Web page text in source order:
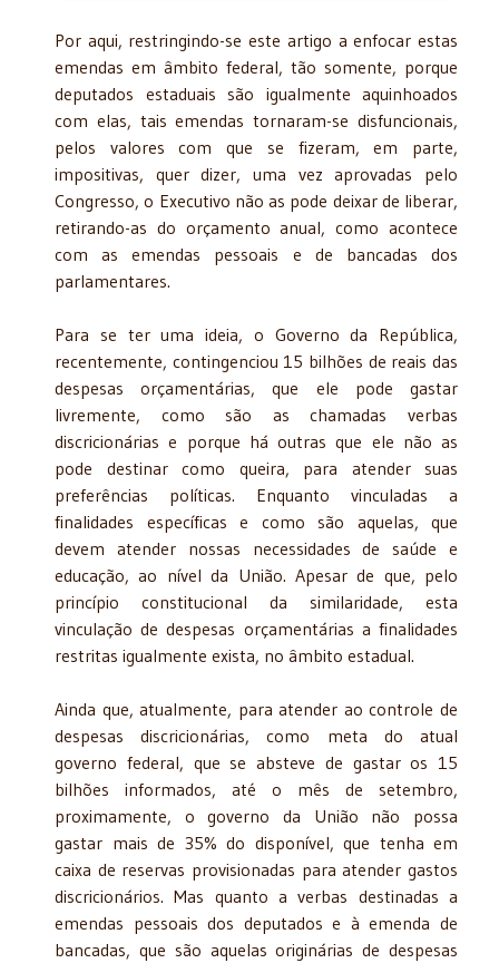
Por aqui, restringindo-se este artigo a enfocar estas
emendas em âmbito federal, tão somente, porque
deputados estaduais são igualmente aquinhoados
com elas, tais emendas tornaram-se disfuncionais,
pelos valores com que se fizeram, em parte,
impositivas, quer dizer, uma vez aprovadas pelo
Congresso, o Executivo não as pode deixar de liberar,
retirando-as do orçamento anual, como acontece
com as emendas pessoais e de bancadas dos
parlamentares.
Para se ter uma ideia, o Governo da República,
recentemente, contingenciou 15 bilhões de reais das
despesas orçamentárias, que ele pode gastar
livremente, como são as chamadas verbas
discricionárias e porque há outras que ele não as
pode destinar como queira, para atender suas
preferências políticas. Enquanto vinculadas a
finalidades específicas e como são aquelas, que
devem atender nossas necessidades de saúde e
educação, ao nível da União. Apesar de que, pelo
princípio constitucional da similaridade, esta
vinculação de despesas orçamentárias a finalidades
restritas igualmente exista, no âmbito estadual.
Ainda que, atualmente, para atender ao controle de
despesas discricionárias, como meta do atual
governo federal, que se absteve de gastar os 15
bilhões informados, até o mês de setembro,
proximamente, o governo da União não possa
gastar mais de 35% do disponível, que tenha em
caixa de reservas provisionadas para atender gastos
discricionários. Mas quanto a verbas destinadas a
emendas pessoais dos deputados e à emenda de
bancadas, que são aquelas originárias de despesas